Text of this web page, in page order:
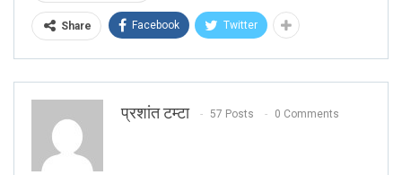
Share Facebook Twitter
प्रशांत टम्टा 57 Posts 0 Comments